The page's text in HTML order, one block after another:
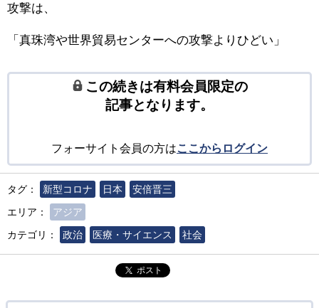
攻撃は、
「真珠湾や世界貿易センターへの攻撃よりひどい」
この続きは有料会員限定の
記事となります。
フォーサイト会員の方はここからログイン
タグ： 新型コロナ 日本
安倍晋三
エリア：
アジア
カテゴリ：
政治 医療・サイエンス 社会
ポスト